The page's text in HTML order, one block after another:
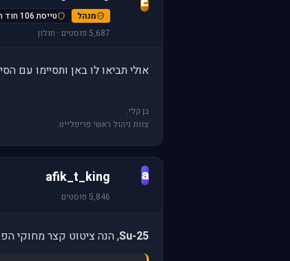
מנהל
טייסת 106 חוד החנית
5,687 פוסטים · חולון
אולי תביאו לו באן ותסיימו עם
בן קלי.
צוות ניהול ראשי פריפלייט.
a
afik_t_king
5,846 פוסטים
Su-25, הנה ציטוט קצר מחוקי